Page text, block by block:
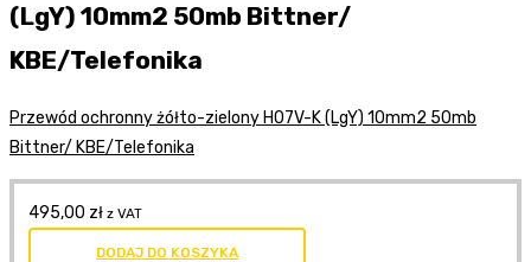
(LgY) 10mm2 50mb Bittner/
KBE/Telefonika
Przewód ochronny żółto-zielony H07V-K (LgY) 10mm2 50mb
Bittner/ KBE/Telefonika
495,00 zł z VAT
DODAJ DO KOSZYKA